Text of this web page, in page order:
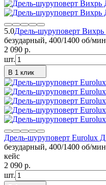
5.0Дрель-шуруповерт
безударный, 400/1400 об/
2 090 p.
шт.
В 1 клик
Дрель-шуруповерт Eurolux
безударный, 400/1400 об/
кейс
2 090 p.
шт.